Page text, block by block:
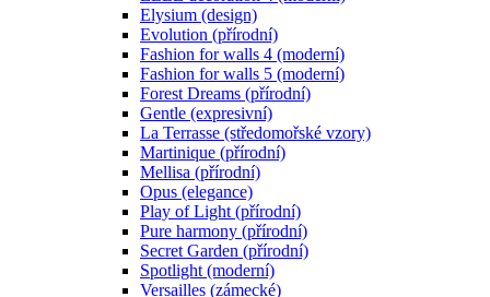
Elysium (design)
Evolution (přírodní)
Fashion for walls 4 (moderní)
Fashion for walls 5 (moderní)
Forest Dreams (přírodní)
Gentle (expresivní)
La Terrasse (středomořské vzory)
Martinique (přírodní)
Mellisa (přírodní)
Opus (elegance)
Play of Light (přírodní)
Pure harmony (přírodní)
Secret Garden (přírodní)
Spotlight (moderní)
Versailles (zámecké)